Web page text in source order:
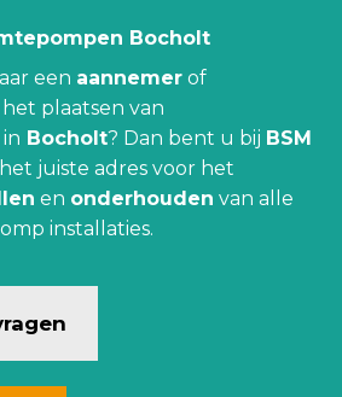
Bocholt
een aannemer of
plaatsen van
in Bocholt? Dan bent u bij BSM
juiste adres voor het
en onderhouden van alle
installaties.